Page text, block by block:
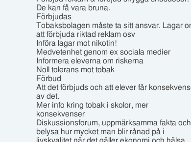
De kan få vara bruna.
Förbjudas
Tobaksbolagen måste ta sitt ansvar. Lagar
att förbjuda riktad reklam osv
Införa lagar mot nikotin!
Medvetenhet genom ex sociala medier
Informera eleverna om riskerna
Noll tolerans mot tobak
Förbud
Att det förbjuds och att elever får
av det.
Mer info kring tobak i skolor, mer
konsekvenser
Diskussionsforum, uppmärksamma fakta och
belysa hur mycket man blir rånad på i